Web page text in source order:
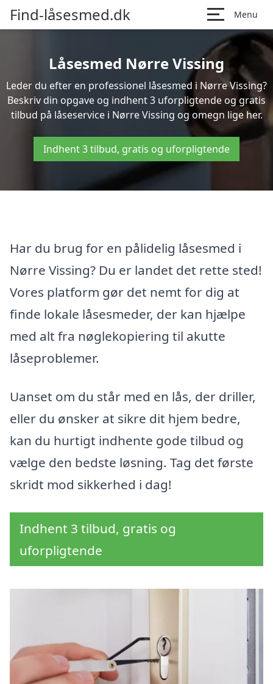
Find-låsesmed.dk Menu
Låsesmed Nørre Vissing
Leder du efter en professionel låsesmed i Nørre Vissing?
Beskriv din opgave og indhent 3 uforpligtende og gratis
tilbud på låseservice i Nørre Vissing og omegn lige her.
Indhent 3 tilbud, gratis og uforpligtende
Har du brug for en pålidelig låsesmed i
Nørre Vissing? Du er landet det rette sted!
Vores platform gør det nemt for dig at
finde lokale låsesmeder, der kan hjælpe
med alt fra nøglekopiering til akutte
låseproblemer.
Uanset om du står med en lås, der driller,
eller du ønsker at sikre dit hjem bedre,
kan du hurtigt indhente gode tilbud og
vælge den bedste løsning. Tag det første
skridt mod sikkerhed i dag!
Indhent 3 tilbud, gratis og
uforpligtende